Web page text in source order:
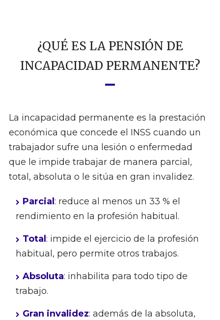
¿QUÉ ES LA PENSIÓN DE
INCAPACIDAD PERMANENTE?
La incapacidad permanente es la prestación
económica que concede el INSS cuando un
trabajador sufre una lesión o enfermedad
que le impide trabajar de manera parcial,
total, absoluta o le sitúa en gran invalidez.
Parcial : reduce al menos un 33 % el
rendimiento en la profesión habitual.
Total : impide el ejercicio de la profesión
habitual, pero permite otros trabajos.
Absoluta: inhabilita para todo tipo de
trabajo.
Gran invalidez: además de la absoluta,